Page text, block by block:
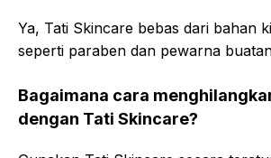
Ya, Tati Skincare bebas dari bahan
seperti paraben dan pewarna
Bagaimana cara
dengan Tati Skincare?